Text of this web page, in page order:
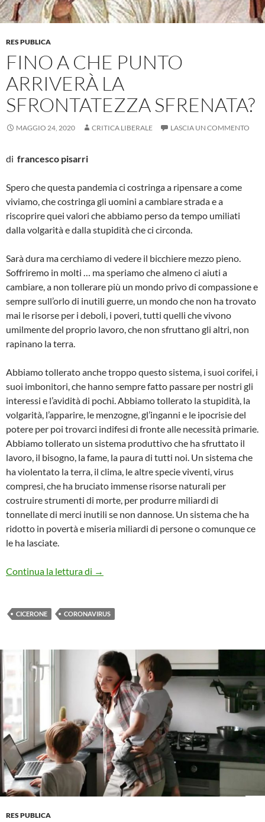
RES PUBLICA
FINO A CHE PUNTO
ARRIVERÀ LA
SFRONTATEZZA SFRENATA?
MAGGIO 24, 2020 CRITICA LIBERALE LASCIA UN COMMENTO
di francesco pisarri
Spero che questa pandemia ci costringa a ripensare a come
viviamo, che costringa gli uomini a cambiare strada e a
riscoprire quei valori che abbiamo perso da tempo umiliati
dalla volgarità e dalla stupidità che ci circonda.
Sarà dura ma cerchiamo di vedere il bicchiere mezzo pieno.
Soffriremo in molti … ma speriamo che almeno ci aiuti a
cambiare, a non tollerare più un mondo privo di compassione e
sempre sull’orlo di inutili guerre, un mondo che non ha trovato
mai le risorse per i deboli, i poveri, tutti quelli che vivono
umilmente del proprio lavoro, che non sfruttano gli altri, non
rapinano la terra.
Abbiamo tollerato anche troppo questo sistema, i suoi corifei, i
suoi imbonitori, che hanno sempre fatto passare per nostri gli
interessi e l’avidità di pochi. Abbiamo tollerato la stupidità, la
volgarità, l’apparire, le menzogne, gl’inganni e le ipocrisie del
potere per poi trovarci indifesi di fronte alle necessità primarie.
Abbiamo tollerato un sistema produttivo che ha sfruttato il
lavoro, il bisogno, la fame, la paura di tutti noi. Un sistema che
ha violentato la terra, il clima, le altre specie viventi, virus
compresi, che ha bruciato immense risorse naturali per
costruire strumenti di morte, per produrre miliardi di
tonnellate di merci inutili se non dannose. Un sistema che ha
ridotto in povertà e miseria miliardi di persone o comunque ce
le ha lasciate.
Continua la lettura di FINO A CHE PUNTO ARRIVERÀ LA
→
CICERONE CORONAVIRUS
RES PUBLICA